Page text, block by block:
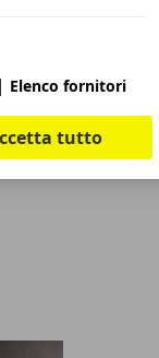
| Elenco fornitori
tutto